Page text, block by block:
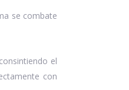
se combate
el
con